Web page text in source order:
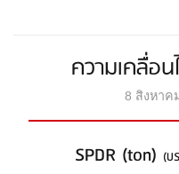
ความเคลื่อ
8 สิงหาค
SPDR (ton)